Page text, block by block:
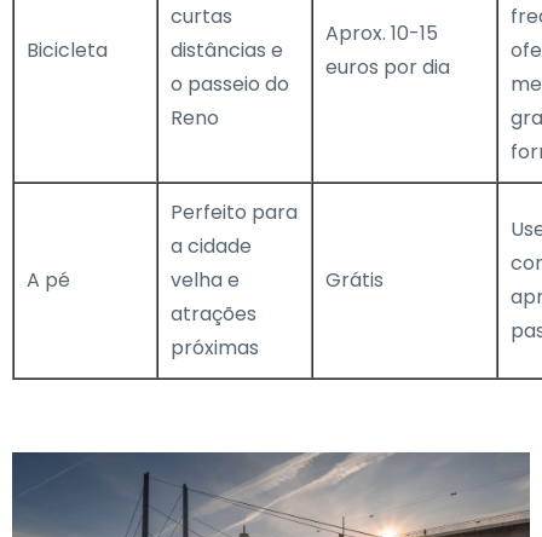
Bicicleta
curtas
distâncias e
o passeio do
Reno
Aprox. 10-15
euros por dia
A pé
Perfeito para
a cidade
velha e
atrações
próximas
Grátis